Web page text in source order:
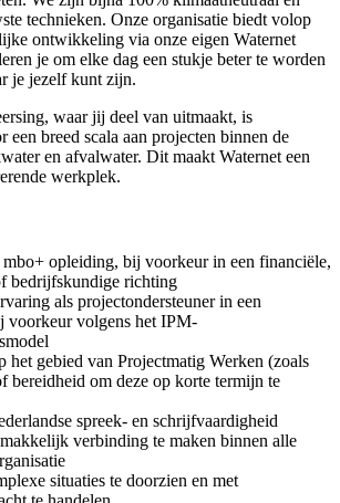
technieken. Onze organisatie biedt volop
ontwikkeling via onze eigen Waternet
je om elke dag een stukje beter te worden
je jezelf kunt zijn.
waar jij deel van uitmaakt, is
breed scala aan projecten binnen de
en afvalwater. Dit maakt Waternet een
werkplek.
mbo+ opleiding, bij voorkeur in een financiële,
bedrijfskundige richting
als projectondersteuner in een
voorkeur volgens het IPM-
het gebied van Projectmatig Werken (zoals
om deze op korte termijn te
spreek- en schrijfvaardigheid
verbinding te maken binnen alle
situaties te doorzien en met